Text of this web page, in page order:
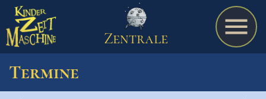
Zentrale
Termine